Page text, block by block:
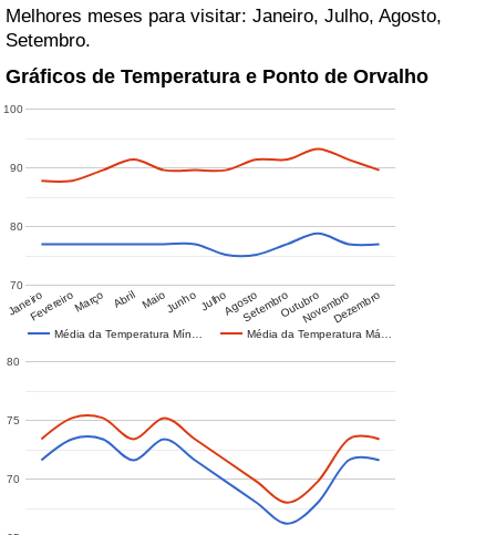
Melhores meses para visitar: Janeiro, Julho, Agosto,
Setembro.
Gráficos de Temperatura e Ponto de Orvalho
Média da Temperatura Mín… Média da Temperatura Má…
JaneiroFevereiroMarço Abril MaioJunho JulhoAgostoSetembroOutubroNovembroDezembro
70
80
90
100
70
75
80